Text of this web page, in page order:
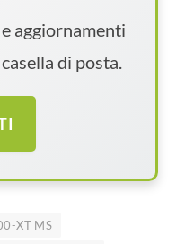
aggiornamenti
di posta.
XT MS